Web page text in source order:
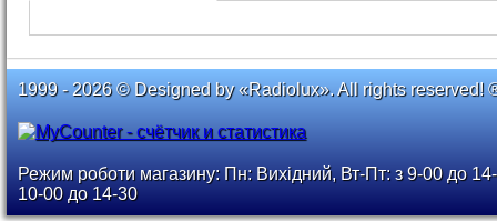
1999 - 2026 © Designed by «Radiolux». All rights reserved!
Режим роботи магазину: Пн: Вихідний, Вт-Пт: з 9-00 до
10-00 до 14-30